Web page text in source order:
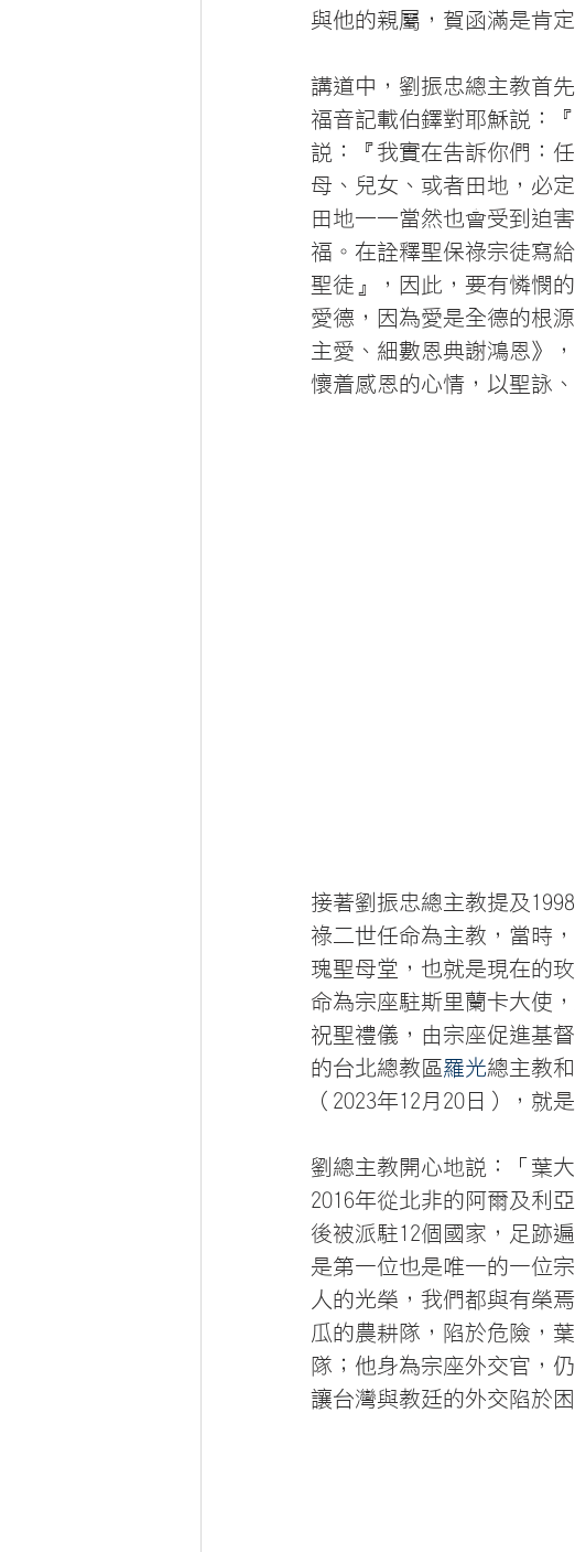
與他的親屬，賀函滿是肯定
講道中，劉振忠總主教首
福音記載伯鐸對耶穌說：
說：『我實在告訴你們：
母、兒女、或者田地，必
田地——當然也會受到迫害
福。在詮釋聖保祿宗徒寫
聖徒』，因此，要有憐憫
愛德，因為愛是全德的根
主愛、細數恩典謝鴻恩》
懷着感恩的心情，以聖詠
接著劉振忠總主教提及
祿二世任命為主教，當時
瑰聖母堂，也就是現在的
命為宗座駐斯里蘭卡大使
祝聖禮儀，由宗座促進基
的台北總教區羅光總主教
（2023年12月20日），就
劉總主教開心地說：「葉
2016年從北非的阿爾及利
後被派駐12個國家，足跡
是第一位也是唯一的一位
人的光榮，我們都與有榮
瓜的農耕隊，陷於危險，
隊；他身為宗座外交官，
讓台灣與教廷的外交陷於